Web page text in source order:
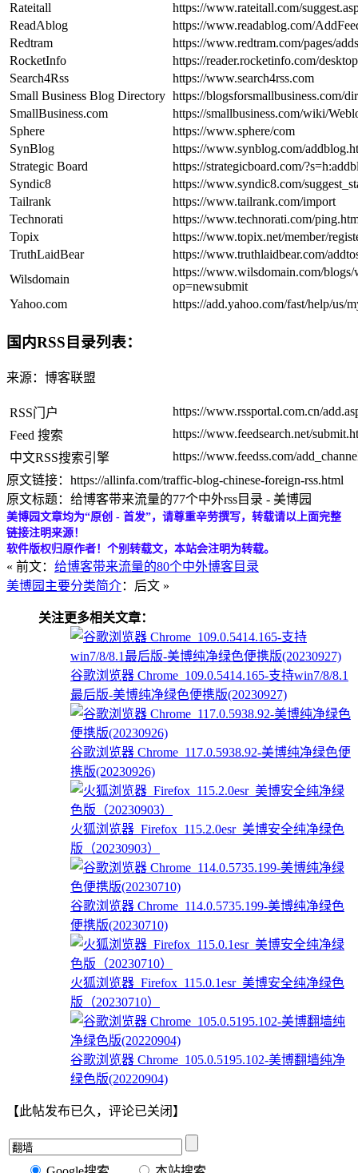
Rateitall
https://www.rateitall.com/
ReadAblog
https://www.readablog.com/
Redtram
https://www.redtram.com/pages/
RocketInfo
https://reader.rocketinfo.com/
Search4Rss
https://www.search4rss.com
Small Business Blog Directory https://blogsforsmallbusiness.com/
SmallBusiness.com
https://smallbusiness.com/wiki/
Sphere
https://www.sphere/com
SynBlog
https://www.synblog.com/
Strategic Board
https://strategicboard.com/
Syndic8
https://www.syndic8.com/
Tailrank
https://www.tailrank.com/import
Technorati
https://www.technorati.com/
Topix
https://www.topix.net/member/
TruthLaidBear
https://www.truthlaidbear.com/
Wilsdomain
https://www.wilsdomain.com/blogs/
op=newsubmit
Yahoo.com
https://add.yahoo.com/fast/help/us/
国内RSS目录列表：
来源：博客联盟
RSS门户
https://www.rssportal.com.cn/
Feed 搜索
https://www.feedsearch.net/
中文RSS搜索引擎
https://www.feedss.com/
原文链接：https://allinfa.com/traffic-blog-chinese-foreign-rss.html
原文标题：给博客带来流量的77个中外rss目录 - 美博园
美博园文章均为“原创 - 首发”，请尊重辛劳撰写，转载请以上面完整
链接注明来源！
软件版权归原作者！个别转载文，本站会注明为转载。
« 前文： 给博客带来流量的80个中外博客目录
美博园主要分类简介：后文 »
关注更多相关文章：
谷歌浏览器 Chrome_109.0.5414.165-支持win7/8/8.1
最后版-美博纯净绿色便携版(20230927)
谷歌浏览器 Chrome_117.0.5938.92-美博纯净绿色便
携版(20230926)
火狐浏览器_Firefox_115.2.0esr_美博安全纯净绿色
版（20230903）
谷歌浏览器 Chrome_114.0.5735.199-美博纯净绿色
便携版(20230710)
火狐浏览器_Firefox_115.0.1esr_美博安全纯净绿色
版（20230710）
谷歌浏览器 Chrome_105.0.5195.102-美博翻墙纯净
绿色版(20220904)
【此帖发布已久，评论已关闭】